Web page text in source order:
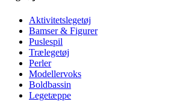
Aktivitetslegetøj
Bamser & Figurer
Puslespil
Trælegetøj
Perler
Modellervoks
Boldbassin
Legetæppe